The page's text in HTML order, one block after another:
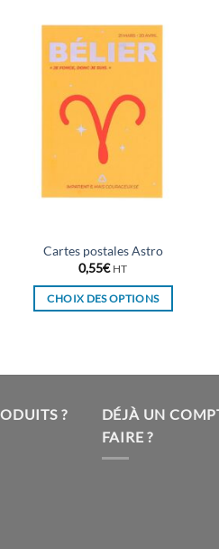
Cartes postales Astro
0,55€ HT
CHOIX DES OPTIONS
variations.
Les
options
?
DÉJÀ UN
FAIRE ?